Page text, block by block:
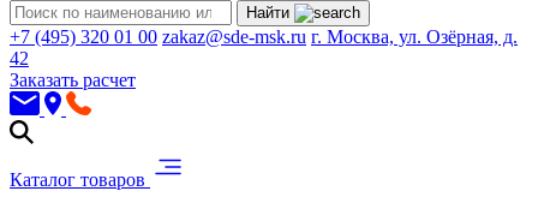
Найти
+7 (495) 320 01 00 zakaz@sde-msk.ru г. Москва, ул. Озёрная, д.
42
Заказать расчет
Каталог товаров